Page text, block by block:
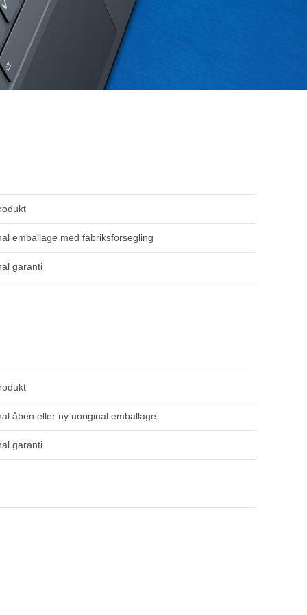
emballage med fabriksforsegling
garanti
åben eller ny uoriginal emballage.
garanti